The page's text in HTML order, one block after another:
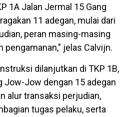
1A Jalan Jermal 15 Gang
11 adegan, mulai dari
peran masing-masing
pengamanan," jelas Calvijn.
dilanjutkan di TKP 1B,
Jow-Jow dengan 15 adegan
alur transaksi perjudian,
tugas pelaku, serta